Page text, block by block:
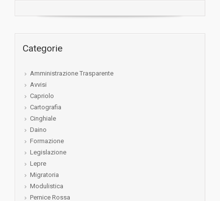
Categorie
Amministrazione Trasparente
Avvisi
Capriolo
Cartografia
Cinghiale
Daino
Formazione
Legislazione
Lepre
Migratoria
Modulistica
Pernice Rossa